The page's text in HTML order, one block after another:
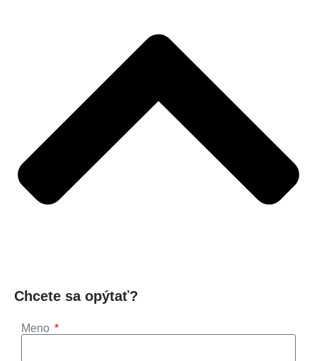
Chcete sa opýtať?
Meno